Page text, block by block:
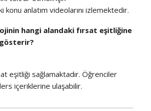
konu anlatım videolarını izlemektedir.
hangi alandaki fırsat eşitliğine
gösterir?
eşitliği sağlamaktadır. Öğrenciler
içeriklerine ulaşabilir.